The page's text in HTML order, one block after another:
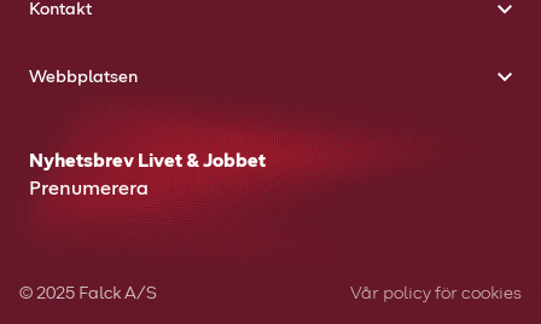
Kontakt
Webbplatsen
Nyhetsbrev Livet & Jobbet
Prenumerera
© 2025 Falck A/S Vår policy för cookies